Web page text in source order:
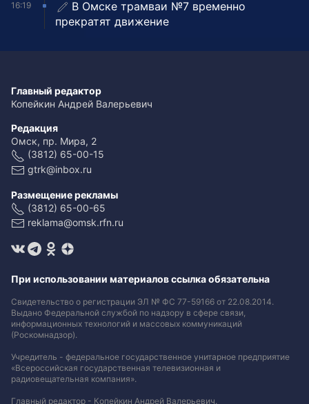
16:19
В Омске трамваи №7 временно
прекратят движение
Главный редактор
Копейкин Андрей Валерьевич
Редакция
Омск, пр. Мира, 2
(3812) 65-00-15
gtrk@inbox.ru
Размещение рекламы
(3812) 65-00-65
reklama@omsk.rfn.ru
При использовании материалов ссылка обязательна
Свидетельство о регистрации ЭЛ № ФС 77-59166 от 22.08.2014.
Выдано Федеральной службой по надзору в сфере связи,
информационных технологий и массовых коммуникаций
(Роскомнадзор).
Учредитель - федеральное государственное унитарное предприятие
«Всероссийская государственная телевизионная и
радиовещательная компания».
Главный редактор - Копейкин Андрей Валерьевич.